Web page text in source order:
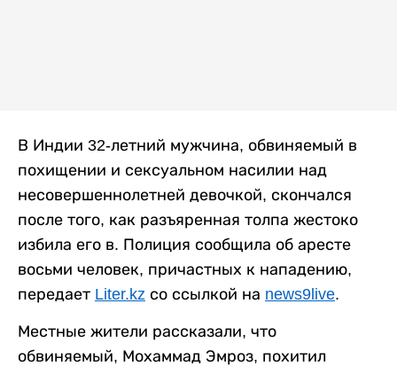
В Индии 32-летний мужчина, обвиняемый в
похищении и сексуальном насилии над
несовершеннолетней девочкой, скончался
после того, как разъяренная толпа жестоко
избила его в. Полиция сообщила об аресте
восьми человек, причастных к нападению,
передает Liter.kz со ссылкой на news9live.
Местные жители рассказали, что
обвиняемый, Мохаммад Эмроз, похитил